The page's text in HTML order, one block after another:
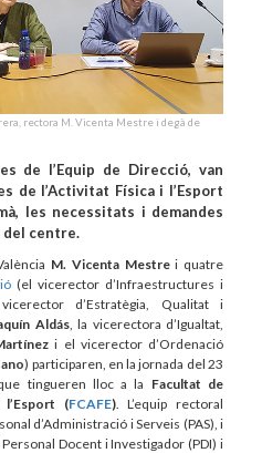
rectora M. Vicenta Mestre i degà de
de l’Equip de Direcció, van
de l’Activitat Física i l’Esport
les necessitats i demandes
del centre.
M. Vicenta Mestrei quatre
(el vicerector d’Infraestructures i
d’Estratègia, Qualitat i
Aldás, la vicerectora d’Igualtat,
i el vicerector d’Ordenació
) participaren, en la jornada del 23
tingueren lloc a la Facultat de
(FCAFE). L’equip rectoral
d’Administració i Serveis (PAS), i
Docent i Investigador (PDI) i